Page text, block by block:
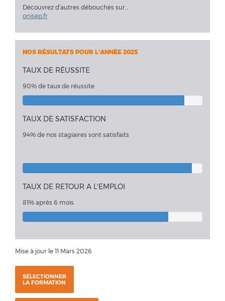
Découvrez d’autres débouchés sur...
onisep.fr
NOS RÉSULTATS POUR L'ANNÉE 2025
TAUX DE RÉUSSITE
90% de taux de réussite
TAUX DE SATISFACTION
94% de nos stagiaires sont satisfaits
TAUX DE RETOUR A L'EMPLOI
81% après 6 mois
Mise à jour le 11 Mars 2026
SÉLECTIONNER
LA FORMATION